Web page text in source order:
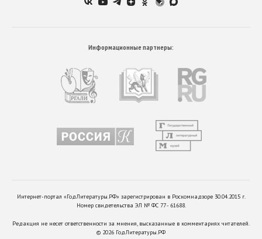
Информационные партнеры:
Интернет-портал «ГодЛитературы.РФ» зарегистрирован в Роскомнадзоре 30.04.2015 г.
Номер свидетельства ЭЛ № ФС 77 - 61688.
Редакция не несет ответственности за мнения, высказанные в комментариях читателей.
© 2026 ГодЛитературы.РФ